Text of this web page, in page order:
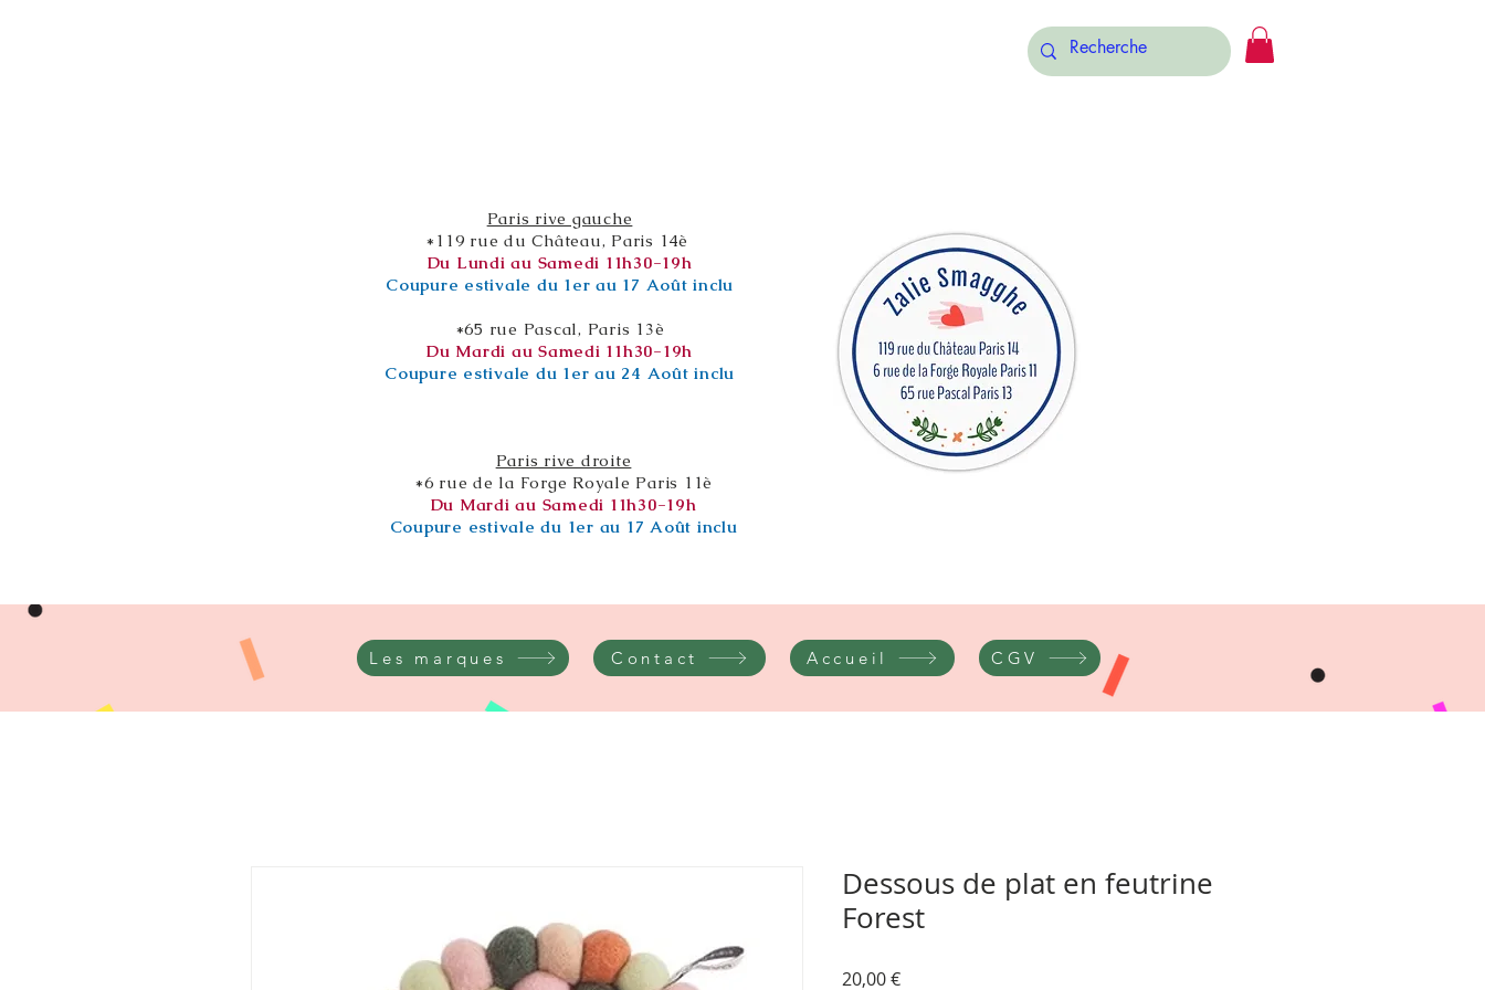
Paris rive gauche
*119 rue du Château, Paris 14è
Du Lundi au Samedi 11h30-19h
Coupure estivale du 1er au 17 Août inclu
*65 rue Pascal, Paris 13è
Du Mardi au Samedi 11h30-19h
Coupure estivale du 1er au 24 Août inclu
Paris rive droite
*6 rue de la Forge Royale Paris 11è
Du Mardi au Samedi 11h30-19h
Coupure estivale du 1er au 17 Août inclu
Les marques Contact Accueil CGV
Dessous de plat en feutrine
Forest
20,00 €Prix